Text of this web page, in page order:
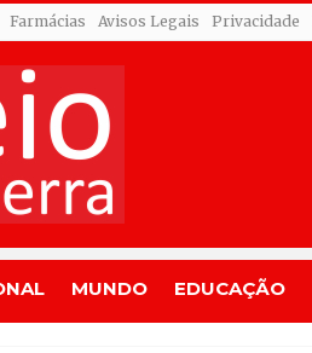
Farmácias Avisos Legais Privacidade
MUNDO EDUCAÇÃO